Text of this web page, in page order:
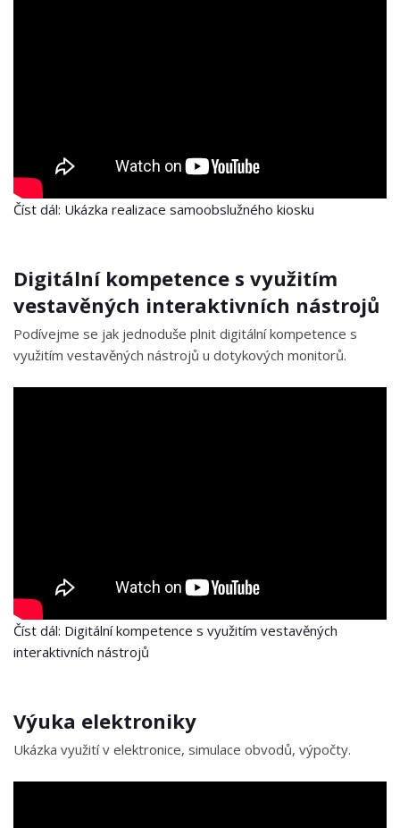
Číst dál: Ukázka realizace samoobslužného kiosku
Digitální kompetence s využitím
vestavěných interaktivních nástrojů
Podívejme se jak jednoduše plnit digitální kompetence s
využitím vestavěných nástrojů u dotykových monitorů.
Číst dál: Digitální kompetence s využitím vestavěných
interaktivních nástrojů
Výuka elektroniky
Ukázka využití v elektronice, simulace obvodů, výpočty.